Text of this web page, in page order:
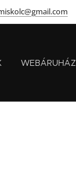
WEBÁRUHÁZ